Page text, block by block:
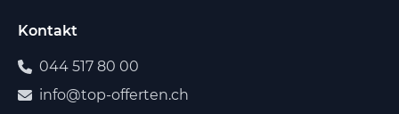
Kontakt
044 517 80 00
info@top-offerten.ch